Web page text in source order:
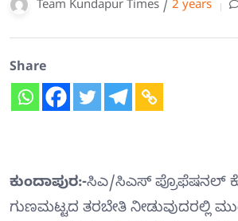
Team Kundapur Times / 2 years
Share
ಕುಂದಾಪುರ:-ಸಿಎ/ಸಿಎಸ್ ಪ್ರೊಫೆಷನಲ್
ಗುಣಮಟ್ಟದ ತರಬೇತಿ ನೀಡುವುದರಲ್ಲಿ